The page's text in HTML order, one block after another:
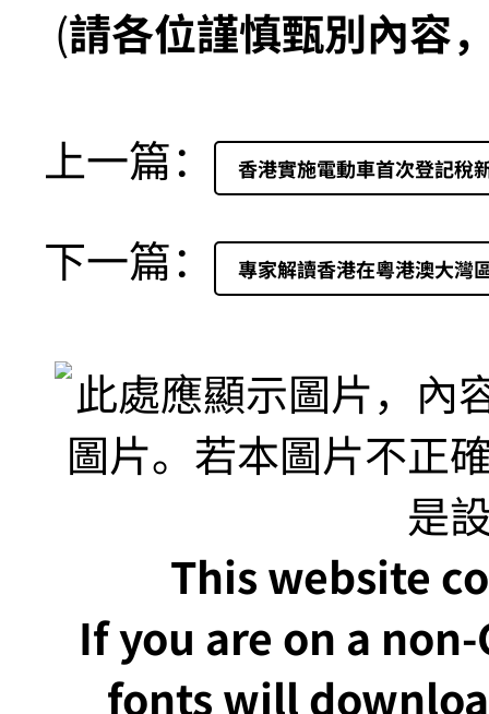
(請各位謹慎甄別內容
上一篇： 香港實施電動車首次登記稅
下一篇： 專家解讀香港在粵港澳大
This website
If you are on a
fonts will